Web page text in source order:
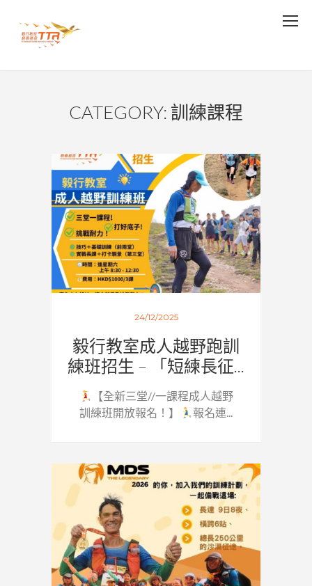
CATEGORY: 訓練課程
24/12/2025
毅行教室成人越野跑訓
練班招生 – 「短練長征...
【全新三堂//一課程成人越野
訓練班開放報名！】
報名連...